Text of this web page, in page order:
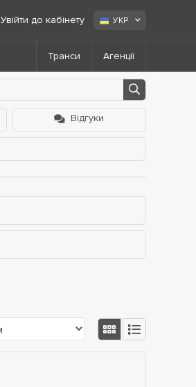
Увійти до кабінету УКР
Транси Агенції
Відгуки